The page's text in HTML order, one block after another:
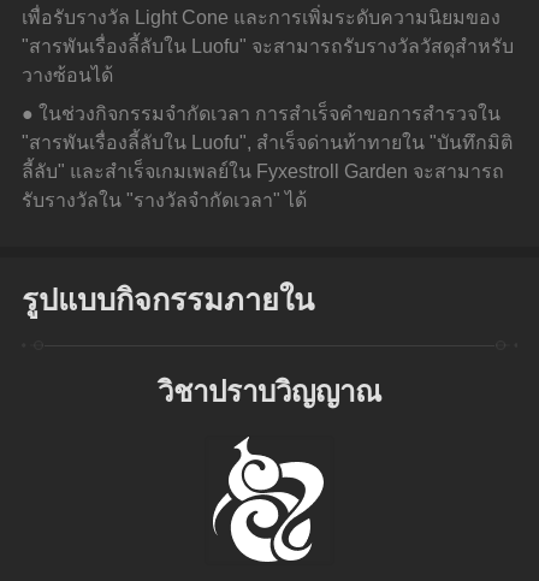
เพื่อรับรางวัล Light Cone และการเพิ่มระดับความนิยมของ
"สารพันเรื่องลี้ลับใน Luofu" จะสามารถรับรางวัลวัสดุสำหรับ
วางซ้อนได้
● ในช่วงกิจกรรมจำกัดเวลา การสำเร็จคำขอการสำรวจใน
"สารพันเรื่องลี้ลับใน Luofu", สำเร็จด่านท้าทายใน "บันทึกมิติ
ลี้ลับ" และสำเร็จเกมเพลย์ใน Fyxestroll Garden จะสามารถ
รับรางวัลใน "รางวัลจำกัดเวลา" ได้
รูปแบบกิจกรรมภายใน
วิชาปราบวิญญาณ